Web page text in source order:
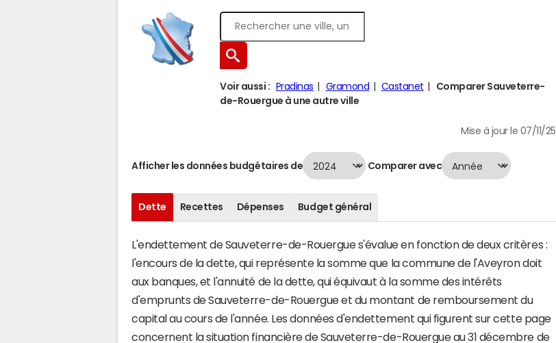
Voir aussi : Pradinas Gramond Castanet
Comparer Sauveterre-
de-Rouergue à une autre ville
Mise à jour le 07/11/25
Afficher les données budgétaires de Comparer avec
Dette Recettes Dépenses Budget général
L'endettement de Sauveterre-de-Rouergue s'évalue en fonction de deux critères :
l'encours de la dette, qui représente la somme que la commune de l'Aveyron doit
aux banques, et l'annuité de la dette, qui équivaut à la somme des intérêts
d'emprunts de Sauveterre-de-Rouergue et du montant de remboursement du
capital au cours de l'année. Les données d'endettement qui figurent sur cette page
concernent la situation financière de Sauveterre-de-Rouergue au 31 décembre de